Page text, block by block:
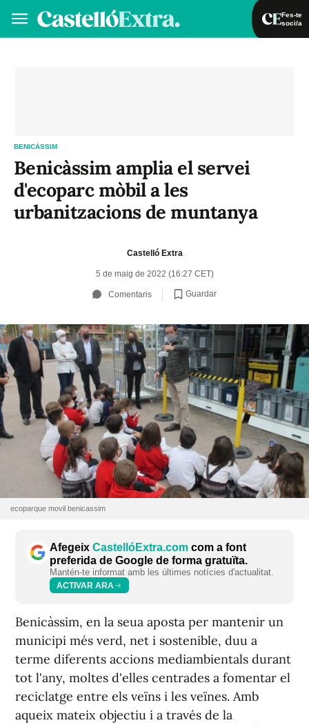
Fes-te
soci/a
BENICÀSSIM
Benicàssim amplia el servei
d'ecoparc mòbil a les
urbanitzacions de muntanya
Castelló Extra
5 de maig de 2022 (16:27 CET)
Comentaris Guardar
ecoparque movil benicassim
Afegeix CastellóExtra.com com a font
preferida de Google de forma gratuïta.
Mantén-te informat amb les últimes notícies d'actualitat.
ACTIVAR ARA
Benicàssim, en la seua aposta per mantenir un
municipi més verd, net i sostenible, duu a
terme diferents accions mediambientals durant
tot l'any, moltes d'elles centrades a fomentar el
reciclatge entre els veïns i les veïnes. Amb
aqueix mateix objectiu i a través de la